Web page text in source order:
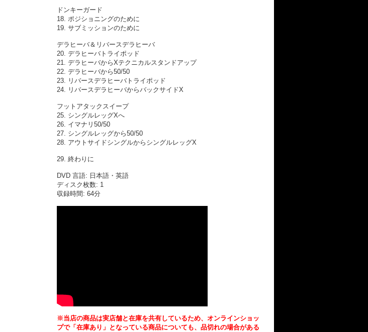
ドンキーガード
18. ポジショニングのために
19. サブミッションのために
デラヒーバ＆リバースデラヒーバ
20. デラヒーバトライポッド
21. デラヒーバからXテクニカルスタンドアップ
22. デラヒーバから50/50
23. リバースデラヒーバトライポッド
24. リバースデラヒーバからバックサイドX
フットアタックスイープ
25. シングルレッグXへ
26. イマナリ50/50
27. シングルレッグから50/50
28. アウトサイドシングルからシングルレッグX
29. 終わりに
DVD 言語: 日本語・英語
ディスク枚数: 1
収録時間: 64分
※当店の商品は実店舗と在庫を共有しているため、オンラインショッ
プで「在庫あり」となっている商品についても、品切れの場合がある